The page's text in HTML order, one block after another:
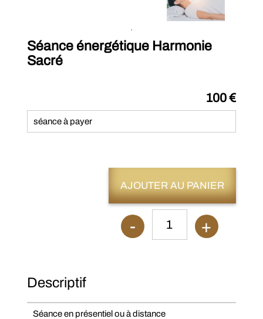
Séance énergétique Harmonie
Sacré
100 €
séance à payer
AJOUTER AU PANIER
- 1 +
Descriptif
Séance en présentiel ou à distance